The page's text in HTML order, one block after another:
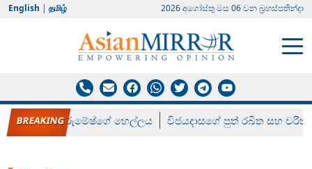
English | தமிழ் 2026 අගෝස්‍තු මස 06 වන බ්‍රහස්පතින්දා
රන් ගෙනා රුමේෂ්ගේ හෙල්ලය විජයදාසගේ පුත් රඛිත සහ චරිත්